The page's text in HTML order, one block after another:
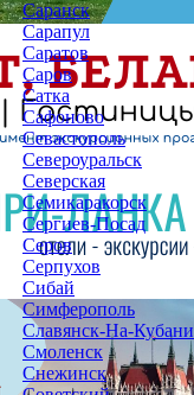
Саранск
Сарапул
Саратов
Саров
Сатка
Сафоново
Севастополь
Североуральск
Северская
Семикаракорск
Сергиев-Посад
Серов
Серпухов
Сибай
Симферополь
Славянск-На-Кубани
Смоленск
Снежинск